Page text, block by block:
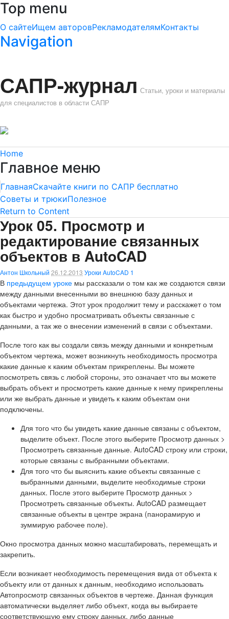
Top menu
О сайтеИщем авторовРекламодателямКонтакты
Navigation
САПР-журнал Статьи, уроки и материалы
для специалистов в области САПР
Home
Главное меню
ГлавнаяСкачайте книги по САПР бесплатно
Советы и трюкиПолезное
Return to Content
Урок 05. Просмотр и
редактирование связанных
объектов в AutoCAD
Антон Школьный 26.12.2013 Уроки AutoCAD 1
В предыдущем уроке мы рассказали о том как же создаются связи
между данными внесенными во внешнюю базу данных и
объектами чертежа. Этот урок продолжит тему и расскажет о том
как быстро и удобно просматривать объекты связанные с
данными, а так же о внесении изменений в связи с объектами.
После того как вы создали связь между данными и конкретным
объектом чертежа, может возникнуть необходимость просмотра
какие данные к каким объектам прикреплены. Вы можете
посмотреть связь с любой стороны, это означает что вы можете
выбрать объект и просмотреть какие данные к нему прикреплены
или же выбрать данные и увидеть к каким объектам они
подключены.
Для того что бы увидеть какие данные связаны с объектом,
выделите объект. После этого выберите Просмотр данных >
Просмотреть связанные данные. AutoCAD строку или строки,
которые связаны с выбранными объектами.
Для того что бы выяснить какие объекты связанные с
выбранными данными, выделите необходимые строки
данных. После этого выберите Просмотр данных >
Просмотреть связанные объекты. AutoCAD размещает
связанные объекты в центре экрана (панорамирую и
зуммирую рабочее поле).
Окно просмотра данных можно масштабировать, перемещать и
закрепить.
Если возникает необходимость перемещения вида от объекта к
объекту или от данных к данным, необходимо использовать
Автопросмотр связанных объектов в чертеже. Данная функция
автоматически выделяет либо объект, когда вы выбираете
соответствующую ему строку данных, либо данные